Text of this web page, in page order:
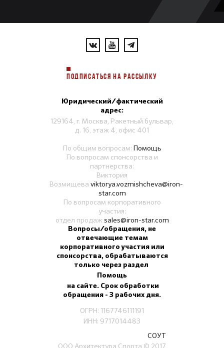
ПОДПИСАТЬСЯ НА РАССЫЛКУ
Юридический/фактический
адрес:
129164, г. Москва, Ракетный бульвар,
д. 16, этаж 4, офис 401
По общим вопросам: Помощь
По вопросам спонсорства и
партнерства:
Виктория
Возмищева viktorya.vozmishcheva@iron-
star.com
По вопросам корпоративного
участия:
отдел продаж sales@iron-star.com
Вопросы/обращения, не
отвечающие темам
корпоративного участия или
спонсорства, обрабатываются
только через раздел
Помощь
на сайте. Срок обработки
обращения - 3 рабочих дня.
ОГРН: 1167746111191
ИНН: 9717014483
СОУТ
ООО Архитектура Спорта © 2017